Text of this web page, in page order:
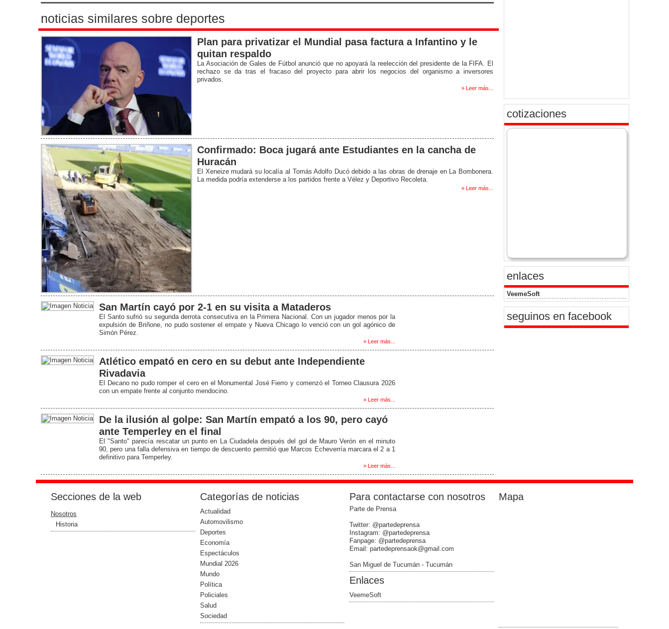
noticias similares sobre deportes
Plan para privatizar el Mundial pasa factura a Infantino y le
quitan respaldo
La Asociación de Gales de Fútbol anunció que no apoyará la reelección del presidente de la FIFA. El
rechazo se da tras el fracaso del proyecto para abrir los negocios del organismo a inversores
privados.
» Leer más...
Confirmado: Boca jugará ante Estudiantes en la cancha de
Huracán
El Xeneize mudará su localía al Tomás Adolfo Ducó debido a las obras de drenaje en La Bombonera.
La medida podría extenderse a los partidos frente a Vélez y Deportivo Recoleta.
» Leer más...
San Martín cayó por 2-1 en su visita a Mataderos
El Santo sufrió su segunda derrota consecutiva en la Primera Nacional. Con un jugador menos por la
expulsión de Briñone, no pudo sostener el empate y Nueva Chicago lo venció con un gol agónico de
Simón Pérez.
» Leer más...
Atlético empató en cero en su debut ante Independiente
Rivadavia
El Decano no pudo romper el cero en el Monumental José Fierro y comenzó el Torneo Clausura 2026
con un empate frente al conjunto mendocino.
» Leer más...
De la ilusión al golpe: San Martín empató a los 90, pero cayó
ante Temperley en el final
El "Santo" parecía rescatar un punto en La Ciudadela después del gol de Mauro Verón en el minuto
90, pero una falla defensiva en tiempo de descuento permitió que Marcos Echeverría marcara el 2 a 1
definitivo para Temperley.
» Leer más...
cotizaciones
enlaces
VeemeSoft
seguinos en facebook
Secciones de la web
Nosotros
Historia
Categorías de noticias
Actualidad
Automovilismo
Deportes
Economía
Espectáculos
Mundial 2026
Mundo
Política
Policiales
Salud
Sociedad
Para contactarse con nosotros
Parte de Prensa
Twitter: @partedeprensa
Instagram: @partedeprensa
Fanpage: @partedeprensa
Email: partedeprensaok@gmail.com
San Miguel de Tucumán - Tucumán
Enlaces
VeemeSoft
Mapa